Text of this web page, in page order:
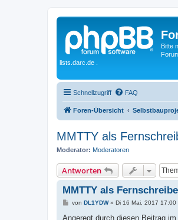
Bitte
lists.darc.de .
Schnellzugriff FAQ
Foren-Übersicht
MMTTY als
Moderator: Moderatoren
Antworten
MMTTY als
B
i
von DL1YDW» Di 16 Mai, 2017 17:00
Angeregt durch diesen Beitrag im